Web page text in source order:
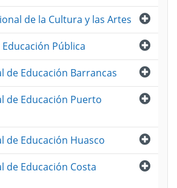
Abrir
de la Cultura y las Artes
Abrir
Pública
Abrir
de Educación Barrancas
Abrir
de Educación Puerto
Abrir
de Educación Huasco
Abrir
de Educación Costa